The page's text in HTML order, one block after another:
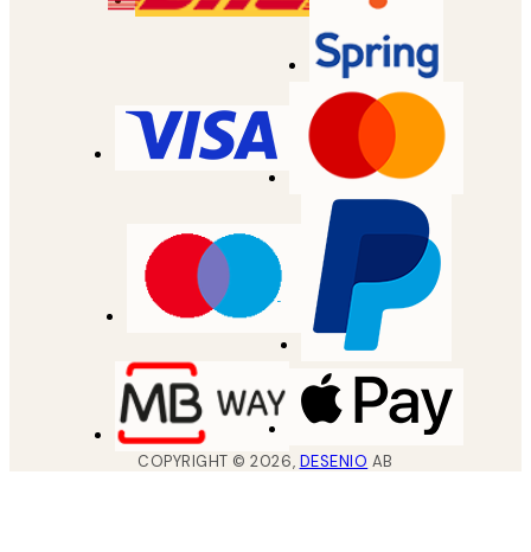
COPYRIGHT ©2026, DESENIO AB